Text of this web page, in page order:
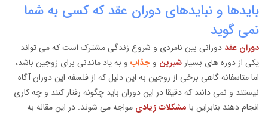
بایدها و نبایدهای دوران عقد که کسی به شما
نمی گوید
دوران عقددورانی بین نامزدی و شروع زندگی مشترک است که می تواند
یکی از دوره های بسیار شیرین و جذاب و به یاد ماندنی برای زوجین باشد،
اما متاسفانه گاهی برخی از زوجین به این دلیل که از فلسفه این دوران آگاه
نیستند و نمی دانند که دقیقا در این دوران باید چگونه رفتار کنند و چه کاری
انجام دهند بنابراین با مشکلات زیادی مواجه می شوند. در این مقاله به